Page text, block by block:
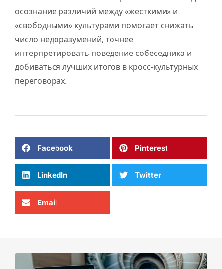
осознание различий между «жесткими» и
«свободными» культурами помогает снижать
число недоразумений, точнее
интерпретировать поведение собеседника и
добиваться лучших итогов в кросс-культурных
переговорах.
Facebook Pinterest
LinkedIn Twitter
Email